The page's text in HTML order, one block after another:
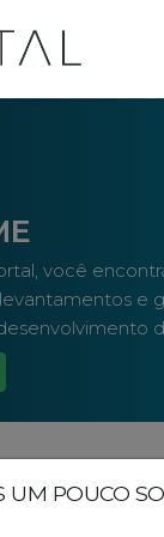
UM POUCO
você
e
que é